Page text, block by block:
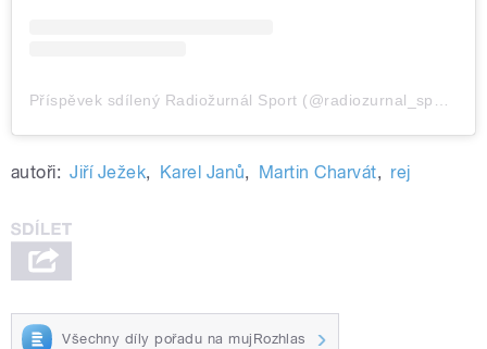
autoři: Jiří Ježek, Karel Janů, Martin Charvát, rej
Všechny díly pořadu na mujRozhlas